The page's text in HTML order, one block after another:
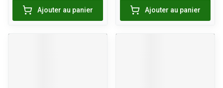
Ajouter au panier Ajouter au panier